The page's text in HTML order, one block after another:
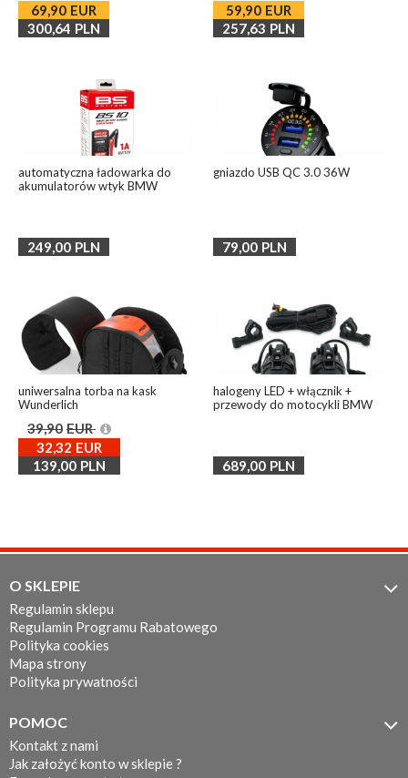
69,90 EUR
300,64 PLN
59,90 EUR
257,63 PLN
automatyczna ładowarka do
akumulatorów wtyk BMW
249,00 PLN
gniazdo USB QC 3.0 36W
79,00 PLN
uniwersalna torba na kask
Wunderlich
39,90 EUR
32,32 EUR
139,00 PLN
halogeny LED + włącznik +
przewody do motocykli BMW
689,00 PLN
O SKLEPIE 
Regulamin sklepu
Regulamin Programu Rabatowego
Polityka cookies
Mapa strony
Polityka prywatności
POMOC 
Kontakt z nami
Jak założyć konto w sklepie ?